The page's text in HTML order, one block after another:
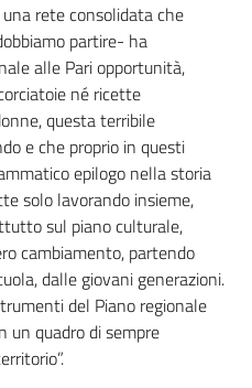
rete consolidata che
partire- ha
alle Pari opportunità,
né ricette
questa terribile
e che proprio in questi
epilogo nella storia
solo lavorando insieme,
sul piano culturale,
cambiamento, partendo
dalle giovani generazioni.
del Piano regionale
un quadro di sempre